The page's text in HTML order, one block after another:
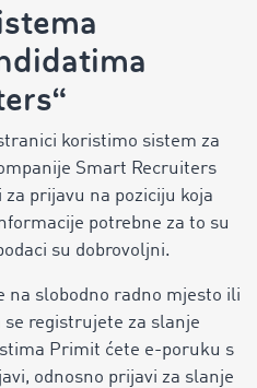
koristimo sistem za
Smart Recruiters
prijavu na poziciju koja
potrebne za to su
su dobrovoljni.
na slobodno radno mjesto ili
registrujete za slanje
Primit ćete e-poruku s
odnosno prijavi za slanje